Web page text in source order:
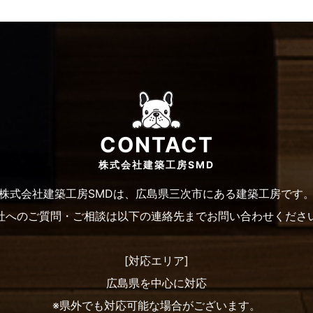
CONTACT
株式会社建築工房SMD
式会社建築工房SMDは、広島県三次市にある建築工房です
へのご質問・ご相談は以下の連絡先までお問い合わせくださ
[対応エリア]
広島県を中心に対応
※県外でも対応可能な場合がございます。